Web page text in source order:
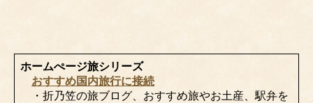
ホームぺージ旅シリーズ
おすすめ国内旅行に接続
・折乃笠の旅ブログ、おすすめ旅やお土産、駅弁を